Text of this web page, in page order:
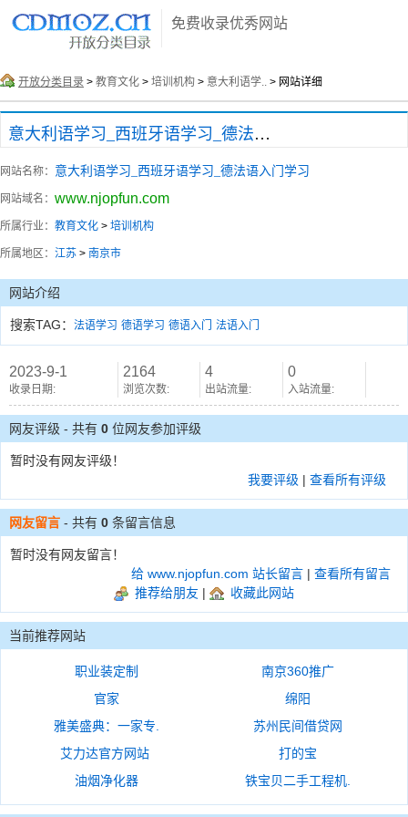
免费收录优秀网站
开放分类目录 > 教育文化 > 培训机构 > 意大利语学.. > 网站详细
意大利语学习_西班牙语学习_德法语入门学习
网站名称： 意大利语学习_西班牙语学习_德法语入门学习
网站域名： www.njopfun.com
所属行业： 教育文化 > 培训机构
所属地区： 江苏 > 南京市
网站介绍
搜索TAG： 法语学习 德语学习 德语入门 法语入门
2023-9-1
收录日期:
2164
浏览次数:
4
出站流量:
0
入站流量:
网友评级 - 共有 0 位网友参加评级
暂时没有网友评级！
我要评级 | 查看所有评级
网友留言 - 共有 0 条留言信息
暂时没有网友留言！
给 www.njopfun.com 站长留言 | 查看所有留言
推荐给朋友 | 收藏此网站
当前推荐网站
职业装定制
南京360推广
官家
绵阳
雅美盛典：一家专.
苏州民间借贷网
艾力达官方网站
打的宝
油烟净化器
铁宝贝二手工程机.